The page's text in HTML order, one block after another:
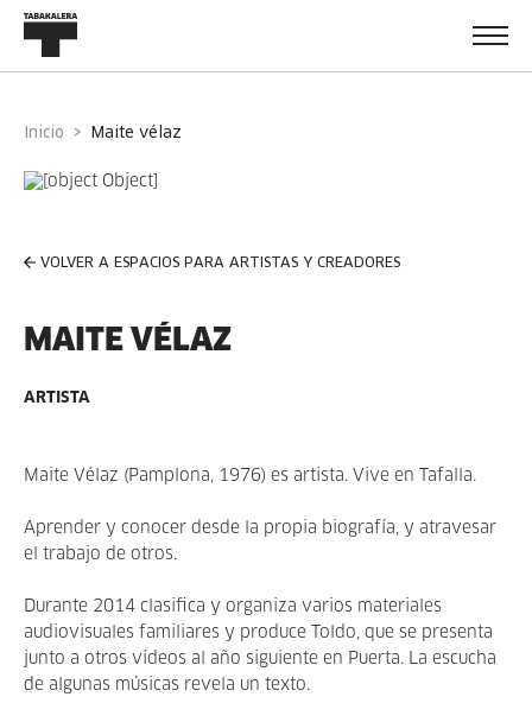
Inicio maite vélaz
VOLVER A ESPACIOS PARA ARTISTAS Y CREADORES
MAITE VÉLAZ
ARTISTA
Maite Vélaz (Pamplona, 1976) es artista. Vive en Tafalla.
Aprender y conocer desde la propia biografía, y atravesar
el trabajo de otros.
Durante 2014 clasifica y organiza varios materiales
audiovisuales familiares y produce Toldo, que se presenta
junto a otros vídeos al año siguiente en Puerta. La escucha
de algunas músicas revela un texto.